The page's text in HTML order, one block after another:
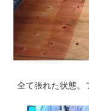
全て張れた状態。